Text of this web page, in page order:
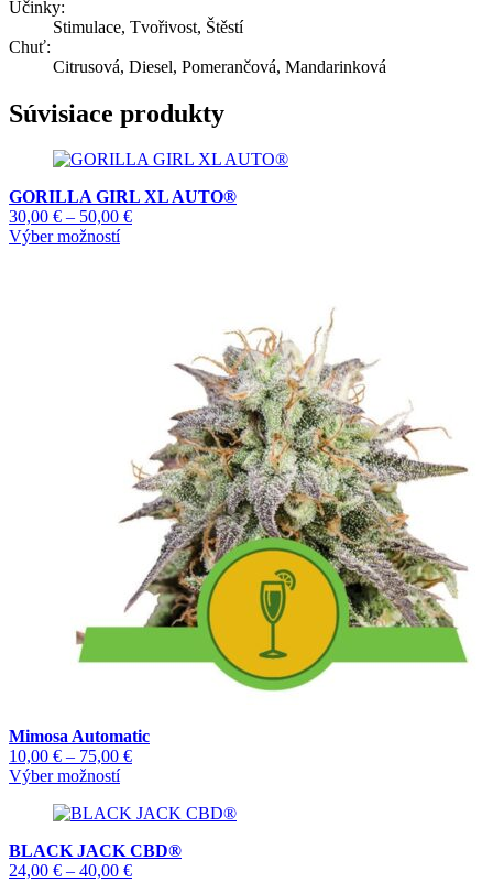
Účinky:
Stimulace, Tvořivost, Štěstí
Chuť:
Citrusová, Diesel, Pomerančová, Mandarinková
Súvisiace produkty
GORILLA GIRL XL AUTO®
30,00 € – 50,00 €Price
Výber možnostíTento
stránke
produktu.
Mimosa Automatic
10,00 € – 75,00 €Price
through
Výber možnostíTento
má
variantov.
Možnosti
BLACK JACK CBD®
24,00 € – 40,00 €Price